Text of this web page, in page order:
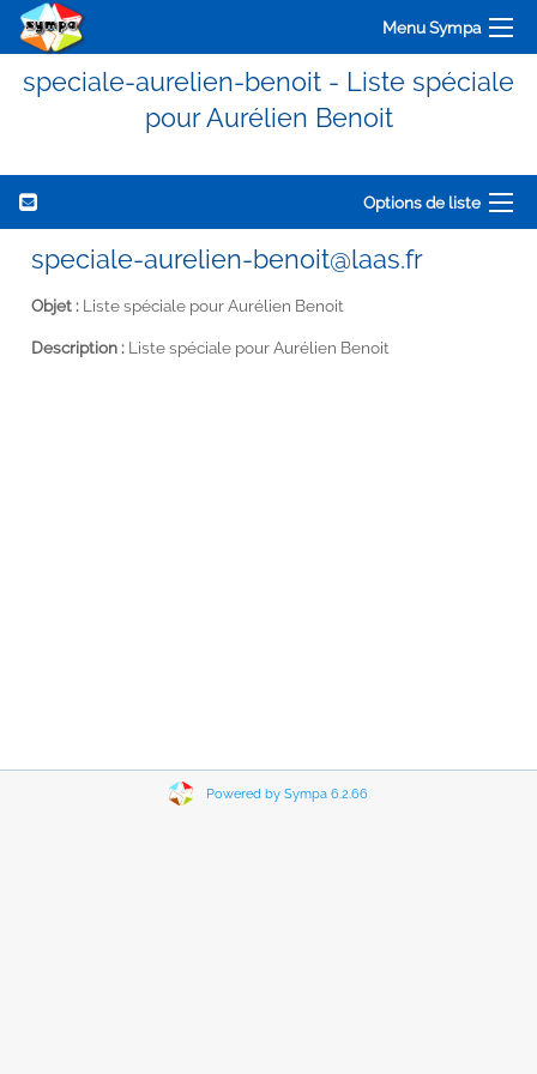
Menu Sympa
speciale-aurelien-benoit - Liste spéciale
pour Aurélien Benoit
Options de liste
speciale-aurelien-benoit@laas.fr
Objet : Liste spéciale pour Aurélien Benoit
Description : Liste spéciale pour Aurélien Benoit
Powered by Sympa 6.2.66